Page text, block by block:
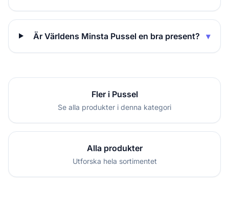
Är Världens Minsta Pussel en bra present? ▾
Fler i Pussel
Se alla produkter i denna kategori
Alla produkter
Utforska hela sortimentet